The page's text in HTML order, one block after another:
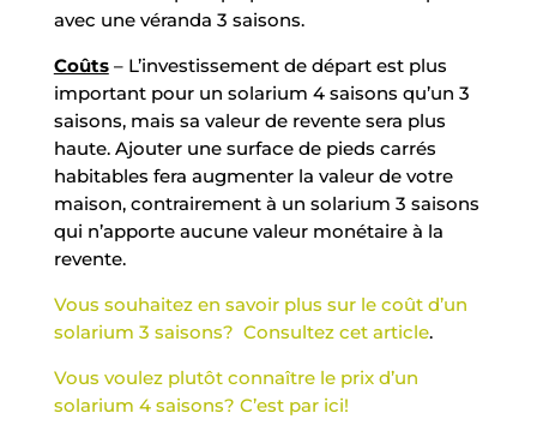
avec une véranda 3 saisons.
Coûts– L’investissement de départ est plus
important pour un solarium 4 saisons qu’un 3
saisons, mais sa valeur de revente sera plus
haute. Ajouter une surface de pieds carrés
habitables fera augmenter la valeur de votre
maison, contrairement à un solarium 3 saisons
qui n’apporte aucune valeur monétaire à la
revente.
Vous souhaitez en savoir plus sur le coût d’un
solarium 3 saisons? Consultez cet article.
Vous voulez plutôt connaître le prix d’un
solarium 4 saisons? C’est par ici!